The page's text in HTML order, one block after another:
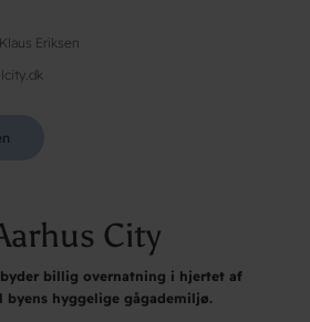
Eriksen
City
billig overnatning i hjertet af
byens hyggelige gågademiljø.